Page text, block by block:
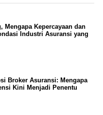
Mengapa Kepercayaan dan
Industri Asuransi yang
Broker Asuransi: Mengapa
Kini Menjadi Penentu